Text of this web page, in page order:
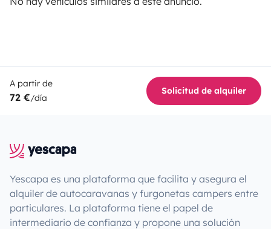
A partir de
72 €/día
Solicitud de alquiler
Yescapa es una plataforma que facilita y asegura el
alquiler de autocaravanas y furgonetas campers entre
particulares. La plataforma tiene el papel de
intermediario de confianza y propone una solución